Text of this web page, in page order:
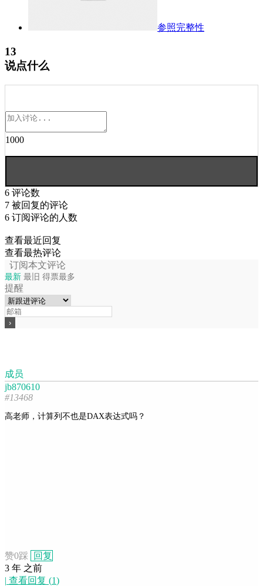
参照完整性
13
说点什么
1000
6 评论数
7 被回复的评论
6 订阅评论的人数
查看最近回复
查看最热评论
订阅本文评论
最新 最旧 得票最多
提醒
成员
jb870610
#13468
高老师，计算列不也是DAX表达式吗？
赞0踩
回复
3 年 之前
| 查看回复 (1)